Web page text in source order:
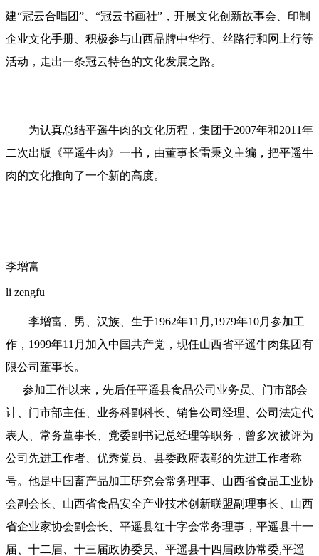
建“冠云合唱团”、“冠云书画社”，开展文化创新故事会、印制
企业文化手册、积极参与山西品牌中华行、丝路行和网上行等
活动，走出一条冠云特色的文化发展之路。
为认真总结平遥牛肉的文化历程，集团于2007年和2011年
二次出版《平遥牛肉》一书，由董事长雷秉义主编，把平遥牛
肉的文化推向了一个新的高度。
李增富
li zengfu
李增富、男、汉族、生于1962年11月,1979年10月参加工
作，1999年11月加入中国共产党，现任山西省平遥牛肉集团有
限公司董事长。
参加工作以来，先后任平遥县食品公司业务员、门市部会
计、门市部主任、业务科副科长、销售公司经理、公司法定代
表人、常务董事长、党委副书记总经理等职务，曾多次被评为
公司先进工作者、优秀党员、县委政府表彰的先进工作者称
号。他是中国畜产品加工研究会常务理事、山西省食品工业协
会副会长、山西省食品安全产业技术创新联盟副理事长、山西
省企业家协会副会长、平遥县红十字会常务理事，平遥县十一
届、十二届、十三届政协委员、平遥县十四届政协常委,平遥